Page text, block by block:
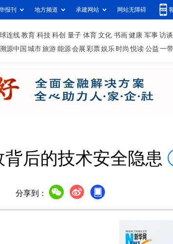
报刊 地方频道 承建网站 网站无障碍
连线 教育 科技 科创 量子 体育 文化 书画 健康 军事 访谈
溯源中国 城市旅游 能源 会展 彩票娱乐 时尚 悦读 公益 一
后的技术安全隐患
分享到：